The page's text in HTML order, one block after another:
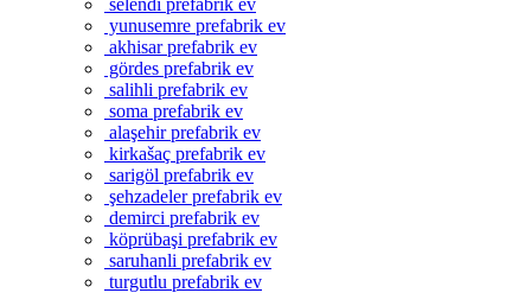
selendi prefabrik ev
yunusemre prefabrik ev
akhisar prefabrik ev
gördes prefabrik ev
salihli prefabrik ev
soma prefabrik ev
alaşehir prefabrik ev
kirkašaç prefabrik ev
sarigöl prefabrik ev
şehzadeler prefabrik ev
demirci prefabrik ev
köprübaşi prefabrik ev
saruhanli prefabrik ev
turgutlu prefabrik ev